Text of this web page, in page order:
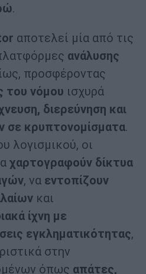
.
αποτελεί μία από τις
ανάλυσης
προσφέροντας
του νόμου ισχυρά
διερεύνηση και
σε κρυπτονομίσματα.
λογισμικού, οι
χαρτογραφούν δίκτυα
, να εντοπίζουν
και
ίχνη με
εγκληματικότητας,
στην
όπως απάτες,